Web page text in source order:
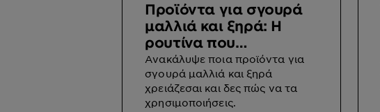
Προϊόντα για σγουρά
μαλλιά και ξηρά: Η
ρουτίνα που
χρειάζεσαι!
Ανακάλυψε ποια προϊόντα για
σγουρά μαλλιά και ξηρά
χρειάζεσαι και δες πώς να τα
χρησιμοποιήσεις.